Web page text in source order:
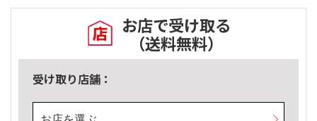
お店で受け取る
（送料無料）
受け取り店舗：